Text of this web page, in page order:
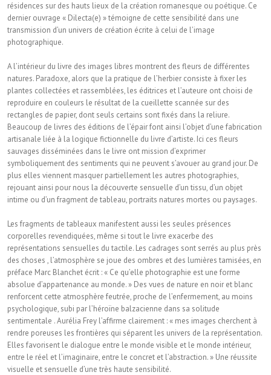
résidences sur des hauts lieux de la création romanesque ou poétique. Ce
dernier ouvrage « Dilecta(e) » témoigne de cette sensibilité dans une
transmission d’un univers de création écrite à celui de l’image
photographique.
A l’intérieur du livre des images libres montrent des fleurs de différentes
natures. Paradoxe, alors que la pratique de l’herbier consiste à fixer les
plantes collectées et rassemblées, les éditrices et l’auteure ont choisi de
reproduire en couleurs le résultat de la cueillette scannée sur des
rectangles de papier, dont seuls certains sont fixés dans la reliure.
Beaucoup de livres des éditions de l’épair font ainsi l’objet d’une fabrication
artisanale liée à la logique fictionnelle du livre d’artiste. Ici ces fleurs
sauvages disséminées dans le livre ont mission d’exprimer
symboliquement des sentiments qui ne peuvent s’avouer au grand jour. De
plus elles viennent masquer partiellement les autres photographies,
rejouant ainsi pour nous la découverte sensuelle d’un tissu, d’un objet
intime ou d’un fragment de tableau, portraits natures mortes ou paysages.
Les fragments de tableaux manifestent aussi les seules présences
corporelles revendiquées, même si tout le livre exacerbe des
représentations sensuelles du tactile. Les cadrages sont serrés au plus près
des choses , l’atmosphère se joue des ombres et des lumières tamisées, en
préface Marc Blanchet écrit : « Ce qu’elle photographie est une forme
absolue d’appartenance au monde. » Des vues de nature en noir et blanc
renforcent cette atmosphère feutrée, proche de l’enfermement, au moins
psychologique, subi par l’héroïne balzacienne dans sa solitude
sentimentale . Aurélia Frey l’affirme clairement : « mes images cherchent à
rendre poreuses les frontières qui séparent les univers de la représentation.
Elles favorisent le dialogue entre le monde visible et le monde intérieur,
entre le réel et l’imaginaire, entre le concret et l’abstraction. » Une réussite
visuelle et sensuelle d’une très haute sensibilité.